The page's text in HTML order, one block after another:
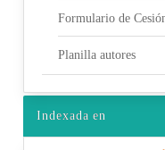
Formulario de
Planilla autores
Indexada en